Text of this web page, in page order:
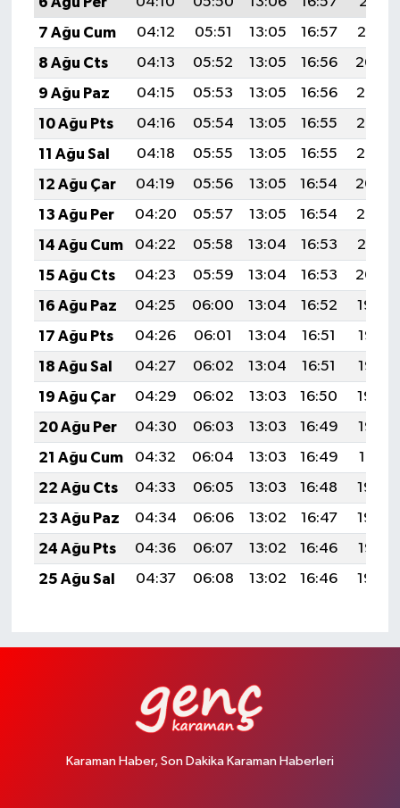
7 Ağu Cum
04:12 05:51 13:05 16:57
20:10
8 Ağu Cts
04:13 05:52 13:05 16:56
20:09
9 Ağu Paz
04:15 05:53 13:05 16:56
20:08
10 Ağu Pts
04:16 05:54 13:05 16:55
20:06
11 Ağu Sal
04:18 05:55 13:05 16:55
20:05
12 Ağu Çar
04:19 05:56 13:05 16:54
20:04
13 Ağu Per
04:20 05:57 13:05 16:54
20:03
14 Ağu Cum
04:22 05:58 13:04 16:53
20:01
15 Ağu Cts
04:23 05:59 13:04 16:53
20:00
16 Ağu Paz
04:25 06:00 13:04 16:52
19:59
17 Ağu Pts
04:26 06:01 13:04 16:51
19:57
18 Ağu Sal
04:27 06:02 13:04 16:51
19:56
19 Ağu Çar
04:29 06:02 13:03 16:50
19:54
20 Ağu Per
04:30 06:03 13:03 16:49
19:53
21 Ağu Cum
04:32 06:04 13:03 16:49
19:51
22 Ağu Cts
04:33 06:05 13:03 16:48
19:50
23 Ağu Paz
04:34 06:06 13:02 16:47
19:49
24 Ağu Pts
04:36 06:07 13:02 16:46
19:47
25 Ağu Sal
04:37 06:08 13:02 16:46 19:46
Karaman Haber, Son Dakika Karaman Haberleri